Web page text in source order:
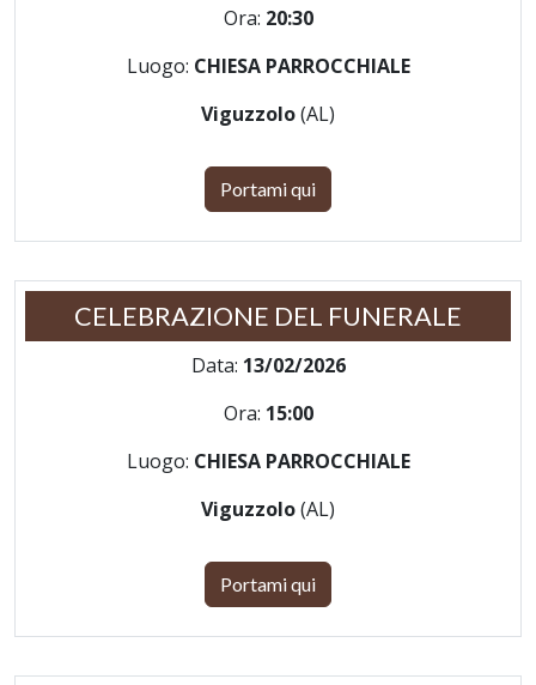
Ora: 20:30
Luogo: CHIESA PARROCCHIALE
Viguzzolo(AL)
Portami qui
CELEBRAZIONE DEL FUNERALE
Data: 13/02/2026
Ora: 15:00
Luogo: CHIESA PARROCCHIALE
Viguzzolo(AL)
Portami qui